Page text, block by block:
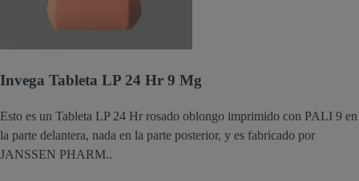
Invega Tableta LP 24 Hr 9 Mg
Esto es un Tableta LP 24 Hr rosado oblongo imprimido con PALI 9 en
la parte delantera, nada en la parte posterior, y es fabricado por
JANSSEN PHARM..